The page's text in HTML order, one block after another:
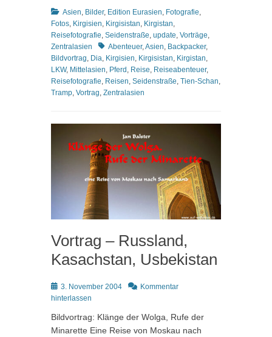
Kategorien
Asien, Bilder, Edition Eurasien, Fotografie,
Fotos, Kirgisien, Kirgisistan, Kirgistan,
Reisefotografie, Seidenstraße, update, Vorträge,
Zentralasien
Schlagworte
Abenteuer,Asien, Backpacker,
Bildvortrag, Dia, Kirgisien, Kirgisistan, Kirgistan,
LKW, Mittelasien, Pferd , Reise, Reiseabenteuer,
Reisefotografie, Reisen, Seidenstraße, Tien-Schan,
Tramp, Vortrag, Zentralasien
Vortrag – Russland,
Kasachstan, Usbekistan
Posted
on
3. November 2004
Kommentar
hinterlassen
Bildvortrag: Klänge der Wolga, Rufe der
Minarette Eine Reise von Moskau nach